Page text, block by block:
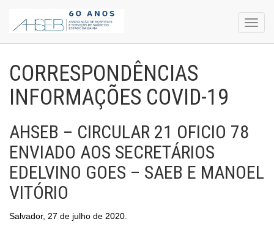
CORRESPONDÊNCIAS
INFORMAÇÕES COVID-19
AHSEB – CIRCULAR 21 OFICIO 78
ENVIADO AOS SECRETÁRIOS
EDELVINO GOES – SAEB E MANOEL
VITÓRIO
Salvador, 27 de julho de 2020.